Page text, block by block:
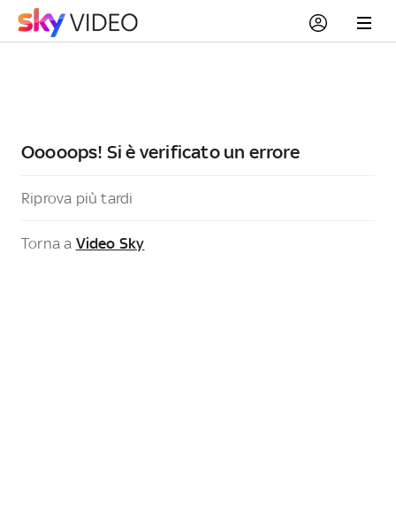
Ooooops! Si è verificato un errore
Riprova più tardi
Torna a Video Sky